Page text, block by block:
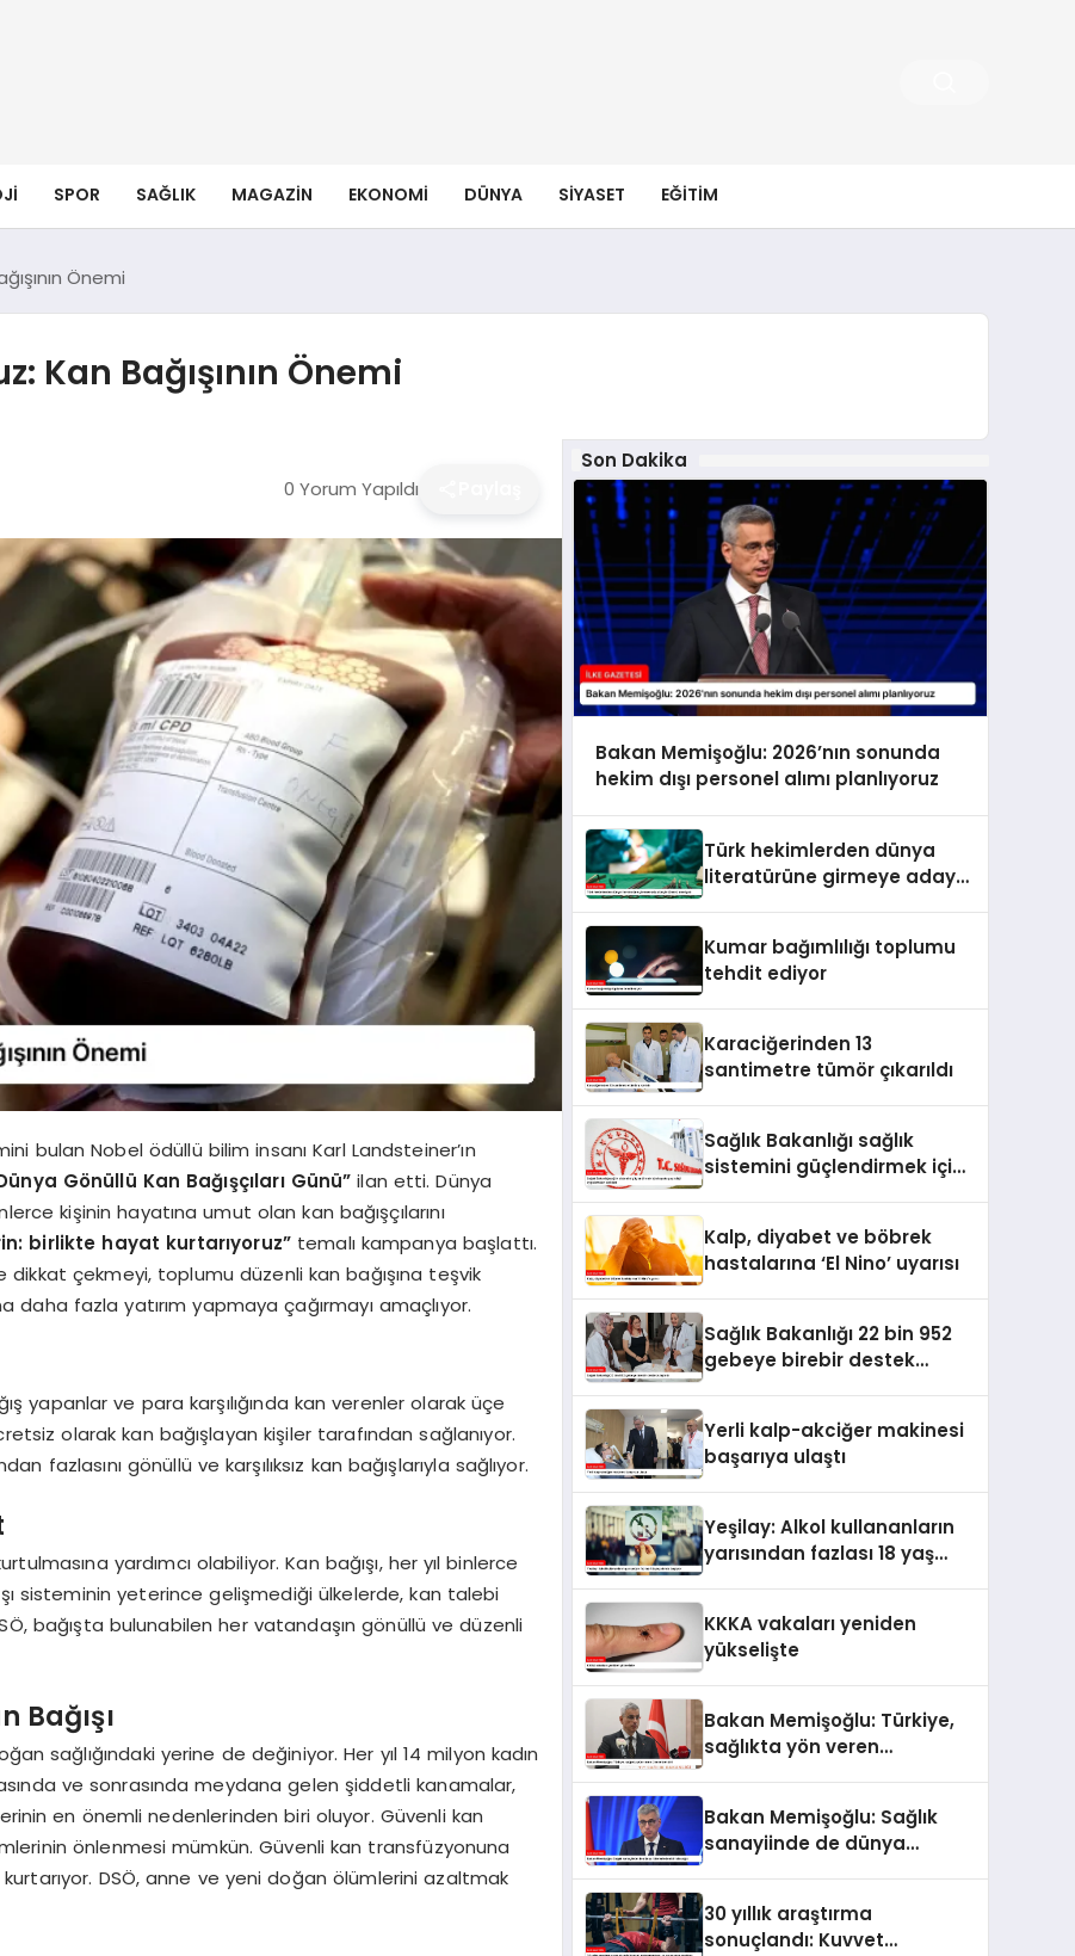
SPOR SAĞLIK MAGAZIN EKONOMI DÜNYA SIYASET EĞITIM
Önemi
Kan Bağışının Önemi
0 Yorum Yapıldı
bulan Nobel ödüllü bilim insanı Karl Landsteiner’ın
Gönüllü Kan Bağışçıları Günü” ilan etti. Dünya
kişinin hayatına umut olan kan bağışçılarını
birlikte hayat kurtarıyoruz” temalı kampanya başlattı.
çekmeyi, toplumu düzenli kan bağışına teşvik
daha fazla yatırım yapmaya çağırmayı amaçlıyor.
yapanlar ve para karşılığında kan verenler olarak üçe
olarak kan bağışlayan kişiler tarafından sağlanıyor.
fazlasını gönüllü ve karşılıksız kan bağışlarıyla sağlıyor.
yardımcı olabiliyor. Kan bağışı, her yıl binlerce
sisteminin yeterince gelişmediği ülkelerde, kan talebi
bağışta bulunabilen her vatandaşın gönüllü ve düzenli
Bağışı
sağlığındaki yerine de değiniyor. Her yıl 14 milyon kadın
ve sonrasında meydana gelen şiddetli kanamalar,
en önemli nedenlerinden biri oluyor. Güvenli kan
önlenmesi mümkün. Güvenli kan transfüzyonuna
DSÖ, anne ve yeni doğan ölümlerini azaltmak
Son Dakika
Bakan Memişoğlu: 2026’nın sonunda
hekim dışı personel alımı planlıyoruz
Türk hekimlerden dünya
literatürüne girmeye aday
Kumar bağımlılığı toplumu
tehdit ediyor
Karaciğerinden 13
santimetre tümör çıkarıldı
Sağlık Bakanlığı sağlık
sistemini güçlendirmek için
Kalp, diyabet ve böbrek
hastalarına ‘El Nino’ uyarısı
Sağlık Bakanlığı 22 bin 952
gebeye birebir destek
Yerli kalp-akciğer makinesi
başarıya ulaştı
Yeşilay: Alkol kullananların
yarısından fazlası 18 yaş
KKKA vakaları yeniden
yükselişte
Bakan Memişoğlu: Türkiye,
sağlıkta yön veren
Bakan Memişoğlu: Sağlık
sanayiinde de dünya
30 yıllık araştırma
sonuçlandı: Kuvvet